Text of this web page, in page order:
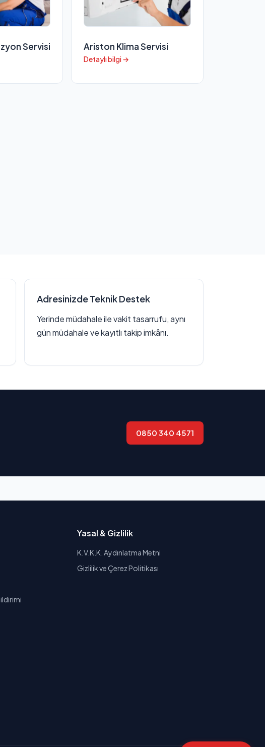
Servisi Ariston Klima Servisi
Detaylı bilgi →
Adresinizde Teknik Destek
Yerinde müdahale ile vakit tasarrufu, aynı
gün müdahale ve kayıtlı takip imkânı.
0850 340 4571
Yasal & Gizlilik
K.V.K.K. Aydınlatma Metni
Gizlilik ve Çerez Politikası